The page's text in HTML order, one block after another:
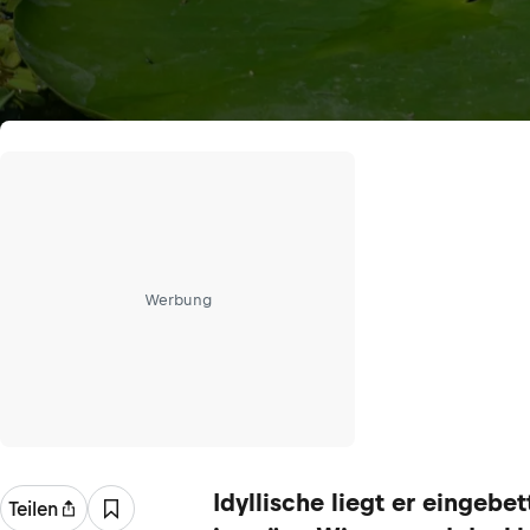
Werbung
Teilen
Idyllische liegt er